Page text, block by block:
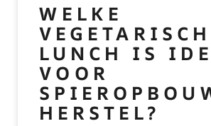
WELKE
LUNCH IS
VOOR
HERSTEL?